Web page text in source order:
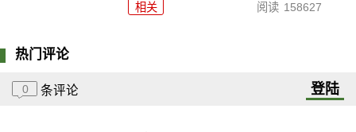
相关 阅读 158627
热门评论
0 条评论 登陆